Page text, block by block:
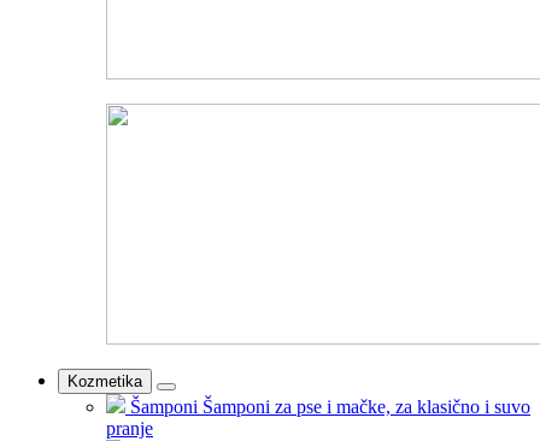
Kozmetika
Šamponi Šamponi za pse i mačke, za klasično i suvo
pranje